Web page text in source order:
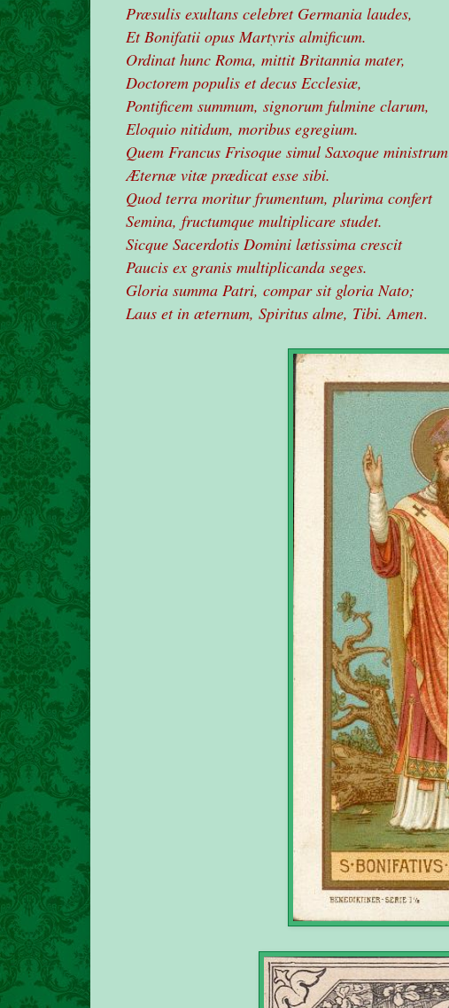
Præsulis exultans celebret Germania laudes,
Et Bonifatii opus Martyris almificum.
Ordinat hunc Roma, mittit Britannia mater,
Doctorem populis et decus Ecclesiæ,
Pontificem summum, signorum fulmine clarum,
Eloquio nitidum, moribus egregium.
Quem Francus Frisoque simul Saxoque ministrum
Æternæ vitæ prædicat esse sibi.
Quod terra moritur frumentum, plurima confert
Semina, fructumque multiplicare studet.
Sicque Sacerdotis Domini lætissima crescit
Paucis ex granis multiplicanda seges.
Gloria summa Patri, compar sit gloria Nato;
Laus et in æternum, Spiritus alme, Tibi. Amen.